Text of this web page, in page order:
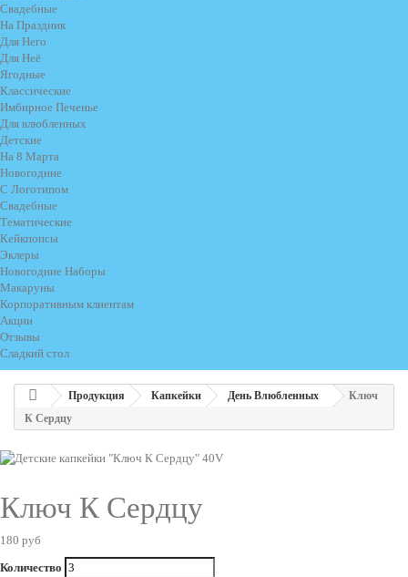
Свадебные
На Праздник
Для Него
Для Неё
Ягодные
Классические
Имбирное Печенье
Для влюбленных
Детские
На 8 Марта
Новогодние
С Логотипом
Свадебные
Тематические
Кейкпопсы
Эклеры
Новогодние Наборы
Макаруны
Корпоративным клиентам
Акции
Отзывы
Сладкий стол
Продукция Капкейки День Влюбленных
Ключ
К Сердцу
Ключ К Сердцу
180 руб
Количество